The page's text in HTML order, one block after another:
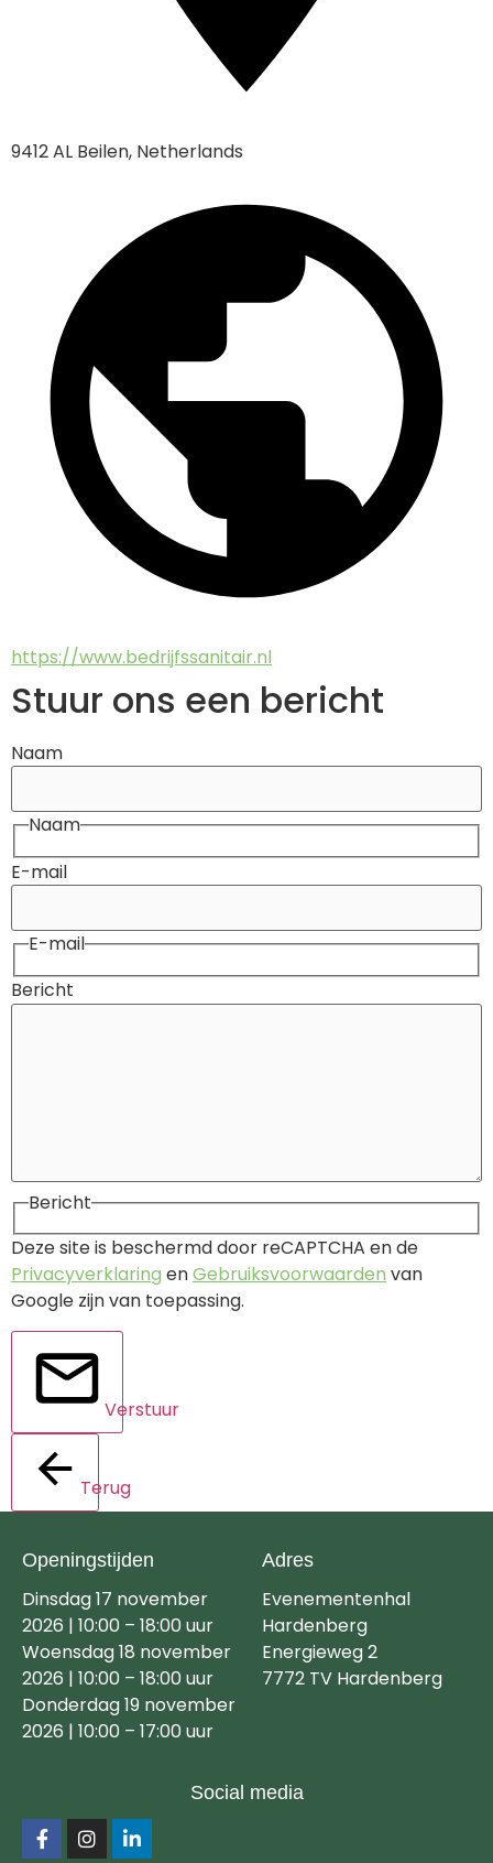
9412 AL Beilen, Netherlands
https://www.bedrijfssanitair.nl
Stuur ons een bericht
Naam
Naam
E-mail
E-mail
Bericht
Bericht
Deze site is beschermd door reCAPTCHA en de
Privacyverklaring enGebruiksvoorwaarden van
Google zijn van toepassing.
Verstuur
Terug
Openingstijden
Dinsdag 17 november
2026 | 10:00 – 18:00 uur
Woensdag 18 november
2026 | 10:00 – 18:00 uur
Donderdag 19 november
2026 | 10:00 – 17:00 uur
Adres
Evenementenhal
Hardenberg
Energieweg 2
7772 TV Hardenberg
Social media